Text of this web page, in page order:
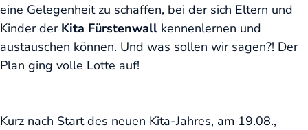
eine Gelegenheit zu schaffen, bei der sich Eltern und
Kinder der Kita Fürstenwall kennenlernen und
austauschen können. Und was sollen wir sagen?! Der
Plan ging volle Lotte auf!
Kurz nach Start des neuen Kita-Jahres, am 19.08.,